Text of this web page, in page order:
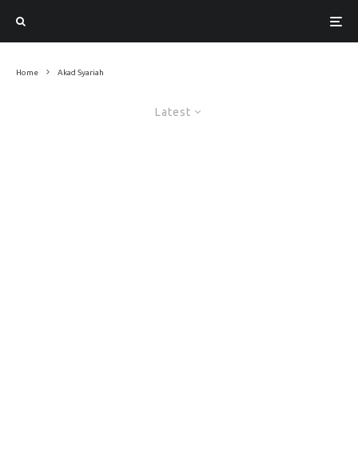
Home Akad Syariah
Latest